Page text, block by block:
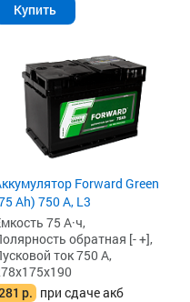
Купить
Forward Green
Ah) 750 А, L3
75 А·ч,
обратная [- +],
ток 750 А,
р. при сдаче акб